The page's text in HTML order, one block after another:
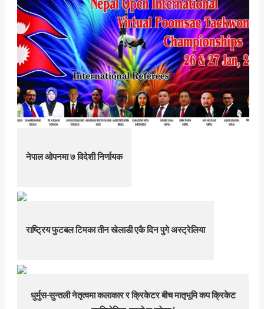
नेपाल ओपनमा ७ विदेशी निर्णायक
राष्ट्रिय फुटबल टिमका तीन खेलाडी एकै दिन पुगे अस्ट्रेलिया
धुर्मुस-सुन्तली नेतृत्वमा कलाकार र क्रिकेटर बीच मातृभूमि कप क्रिकेट